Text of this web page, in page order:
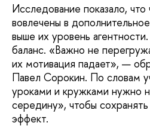
Исследование показало,
вовлечены в
выше их уровень
баланс. «Важно не
их мотивация падает», —
Павел Сорокин. По словам
уроками и кружками нужно
середину», чтобы
эффект.